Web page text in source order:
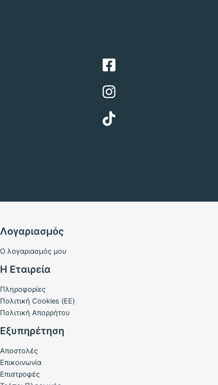
Λογαριασμός
Ο λογαριασμός μου
Η Εταιρεία
Πληροφορίες
Πολιτική Cookies (ΕΕ)
Πολιτική Απορρήτου
Εξυπηρέτηση
Αποστολές
Επικοινωνία
Επιστροφές